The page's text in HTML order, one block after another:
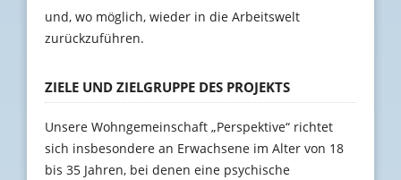
und, wo möglich, wieder in die Arbeitswelt
zurückzuführen.
ZIELE UND ZIELGRUPPE DES PROJEKTS
Unsere Wohngemeinschaft „Perspektive“ richtet
sich insbesondere an Erwachsene im Alter von 18
bis 35 Jahren, bei denen eine psychische